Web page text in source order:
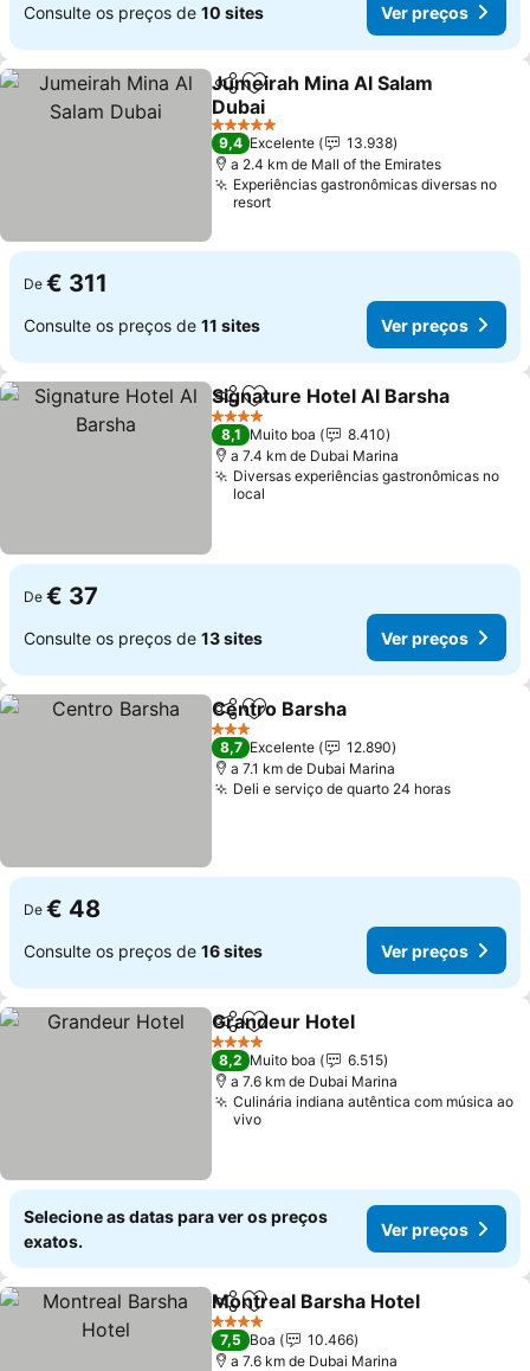
Consulte os preços de 10 sites Ver preços
PartilharAdicionar aos favoritos
Jumeirah Mina Al Salam
Dubai
5 Estrelas
9,4 Excelente
13.938
a 2.4 km de Mall of the Emirates
Experiências gastronômicas diversas no
resort
De € 311
Consulte os preços de 11 sites Ver preços
PartilharAdicionar aos favoritos
Signature Hotel Al Barsha
4 Estrelas
8,1 Muito boa
8.410
a 7.4 km de Dubai Marina
Diversas experiências gastronômicas no
local
De € 37
Consulte os preços de 13 sites Ver preços
PartilharAdicionar aos favoritos
Centro Barsha
3 Estrelas
8,7 Excelente
12.890
a 7.1 km de Dubai Marina
Deli e serviço de quarto 24 horas
De € 48
Consulte os preços de 16 sites Ver preços
PartilharAdicionar aos favoritos
Grandeur Hotel
4 Estrelas
8,2 Muito boa
6.515
a 7.6 km de Dubai Marina
Culinária indiana autêntica com música ao
vivo
Selecione as datas para ver os preços
exatos.
Ver preços
PartilharAdicionar aos favoritos
Montreal Barsha Hotel
4 Estrelas
7,5 Boa
10.466
a 7.6 km de Dubai Marina